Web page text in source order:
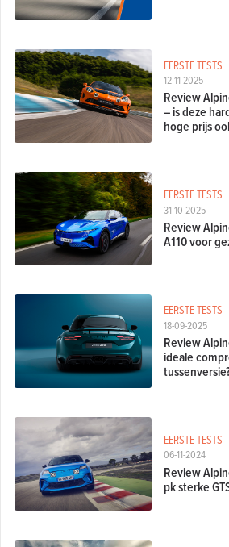
12-11-2025
EERSTE TESTS
Review
– is deze
hoge prijs
31-10-2025
EERSTE TESTS
Review
A110 voor
18-09-2025
EERSTE TESTS
Review
ideale
06-11-2024
EERSTE TESTS
Review
pk sterke